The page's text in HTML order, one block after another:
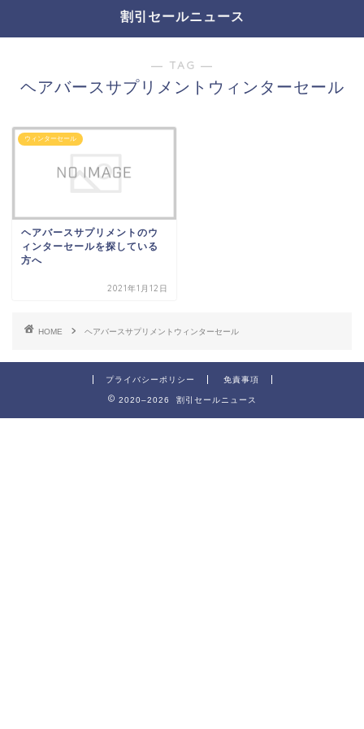
割引セールニュース
― TAG ―
ヘアバースサプリメントウィンターセール
ウィンターセール
ヘアバースサプリメントのウ
ィンターセールを探している
方へ
2021年1月12日
HOME ヘアバースサプリメントウィンターセール
プライバシーポリシー 免責事項
2020–2026 割引セールニュース